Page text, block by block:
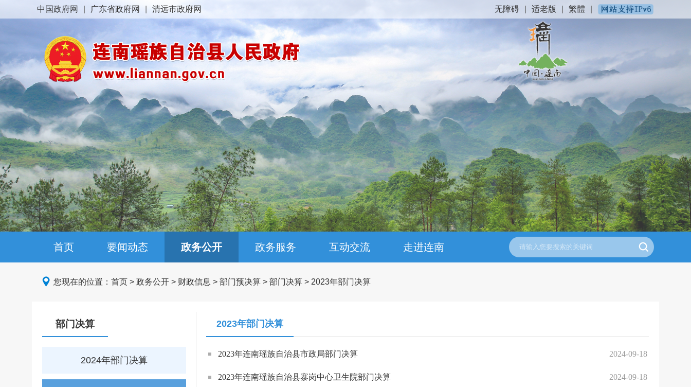
无障碍 适老版 繁體
中国政府网 广东省政府网 清远市政府网
首页 要闻动态 政务公开 政务服务 互动交流 走进连南
您现在的位置： 首页 > 政务公开 > 财政信息 > 部门预决算 > 部门决算 > 2023年部门决算
部门决算
2024年部门决算
2023年部门决算
2024-09-18
2023年连南瑶族自治县市政局部门决算
2024-09-18
2023年连南瑶族自治县寨岗中心卫生院部门决算